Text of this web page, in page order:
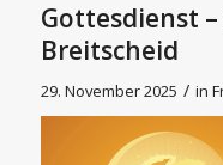
Gottesdienst
Breitscheid
29. November 2025 / in